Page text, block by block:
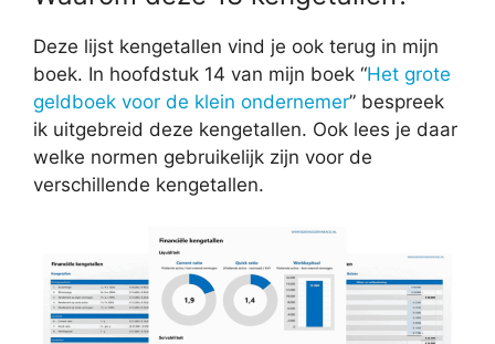
Deze lijst kengetallen vind je ook terug in mijn
boek. In hoofdstuk 14 van mijn boek “Het grote
geldboek voor de klein ondernemer” bespreek
ik uitgebreid deze kengetallen. Ook lees je daar
welke normen gebruikelijk zijn voor de
verschillende kengetallen.